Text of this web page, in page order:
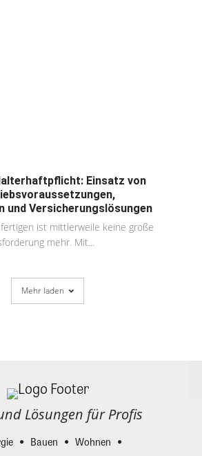
Einsatz von
und Versicherungslösungen
ist mittlerweile keine große
mehr. Mit...
Mehr laden
Lösungen für Profis
Bauen
Wohnen